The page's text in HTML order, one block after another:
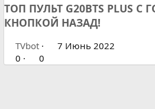
ТОП ПУЛЬТ G20BTS PLUS
КНОПКОЙ НАЗАД!
TVbot
7 Июнь 2022
0
0